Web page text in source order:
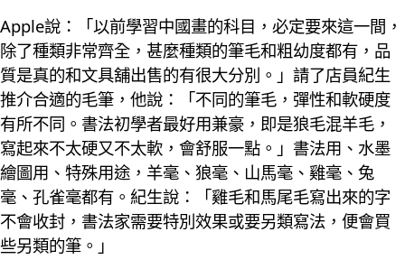
Apple說：「以前學習中國畫的科目，必定要來這一間，
除了種類非常齊全，甚麼種類的筆毛和粗幼度都有，品
質是真的和文具舖出售的有很大分別。」請了店員紀生
推介合適的毛筆，他說：「不同的筆毛，彈性和軟硬度
有所不同。書法初學者最好用兼豪，即是狼毛混羊毛，
寫起來不太硬又不太軟，會舒服一點。」書法用、水墨
繪圖用、特殊用途，羊毫、狼毫、山馬毫、雞毫、兔
毫、孔雀毫都有。紀生說：「雞毛和馬尾毛寫出來的字
不會收封，書法家需要特別效果或要另類寫法，便會買
些另類的筆。」